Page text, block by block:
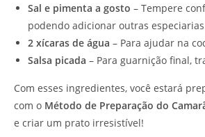
Sal e pimenta a gosto – Tempere
podendo adicionar outras
2 xícaras de água – Para ajudar na
Salsa picada – Para guarnição final,
Com esses ingredientes, você estará
com o Método de Preparação do
e criar um prato irresistível!